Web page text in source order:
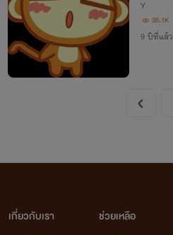
Y
35.1K
9 ปีที่แล้ว
เกี่ยวกับเรา
ช่วยเหลือ